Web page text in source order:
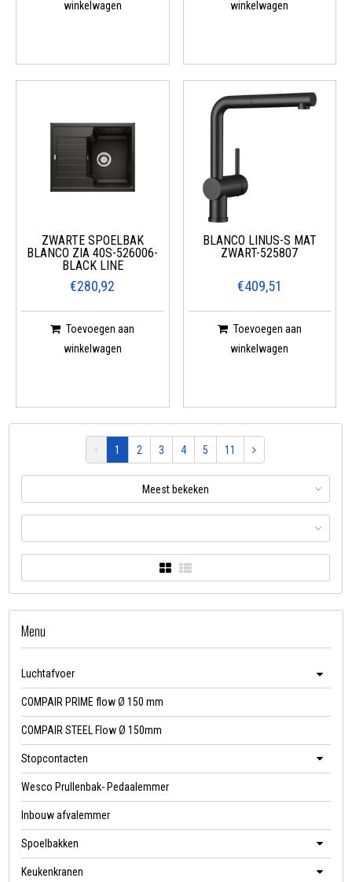
winkelwagen
winkelwagen
ZWARTE SPOELBAK
BLANCO ZIA 40S-526006-
BLACK LINE
€280,92
Toevoegen aan
winkelwagen
BLANCO LINUS-S MAT
ZWART-525807
€409,51
Toevoegen aan
winkelwagen
1 2 3 4 5 11
Meest bekeken
Menu
Luchtafvoer
COMPAIR PRIME flow Ø 150 mm
COMPAIR STEEL Flow Ø 150mm
Stopcontacten
Wesco Prullenbak- Pedaalemmer
Inbouw afvalemmer
Spoelbakken
Keukenkranen